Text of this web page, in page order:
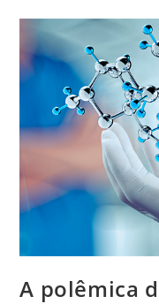
A polêmica